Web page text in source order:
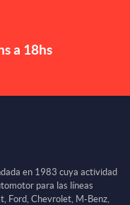
a 18hs
en 1983 cuya actividad
para las líneas
Ford, Chevrolet, M-Benz,